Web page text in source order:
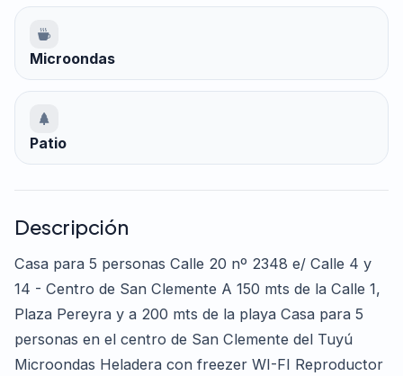
Microondas
Patio
Descripción
Casa para 5 personas Calle 20 nº 2348 e/ Calle 4 y
14 - Centro de San Clemente A 150 mts de la Calle 1,
Plaza Pereyra y a 200 mts de la playa Casa para 5
personas en el centro de San Clemente del Tuyú
Microondas Heladera con freezer WI-FI Reproductor